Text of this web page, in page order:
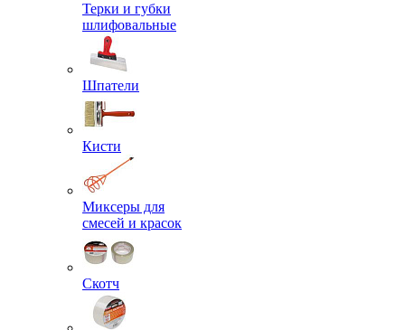
Терки и губки
шлифовальные
Шпатели
Кисти
Миксеры для
смесей и красок
Скотч